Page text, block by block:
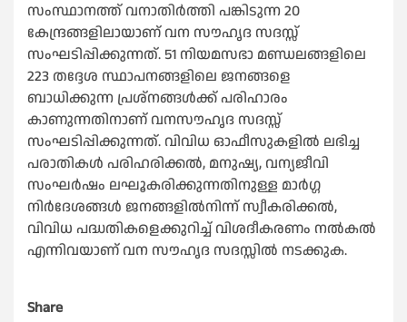
സംസ്ഥാനത്ത് വനാതിര്‍ത്തി പങ്കിടുന്ന 20
കേന്ദ്രങ്ങളിലായാണ് വന സൗഹൃദ സദസ്സ്
സംഘടിപ്പിക്കുന്നത്. 51 നിയമസഭാ മണ്ഡലങ്ങളിലെ
223 തദ്ദേശ സ്ഥാപനങ്ങളിലെ ജനങ്ങളെ
ബാധിക്കുന്ന പ്രശ്‌നങ്ങള്‍ക്ക് പരിഹാരം
കാണുന്നതിനാണ് വനസൗഹൃദ സദസ്സ്
സംഘടിപ്പിക്കുന്നത്. വിവിധ ഓഫീസുകളില്‍ ലഭിച്ച
പരാതികള്‍ പരിഹരിക്കല്‍, മനുഷ്യ, വന്യജീവി
സംഘര്‍ഷം ലഘൂകരിക്കുന്നതിനുള്ള മാര്‍ഗ്ഗ
നിര്‍ദേശങ്ങള്‍ ജനങ്ങളില്‍നിന്ന് സ്വീകരിക്കല്‍,
വിവിധ പദ്ധതികളെക്കുറിച്ച് വിശദീകരണം നല്‍കല്‍
എന്നിവയാണ് വന സൗഹൃദ സദസ്സില്‍ നടക്കുക.
Share